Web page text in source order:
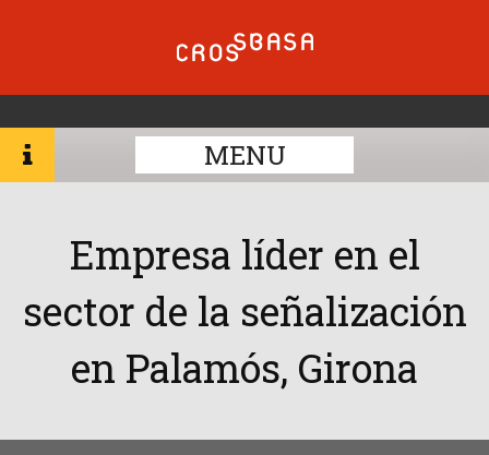
MENU
Empresa líder en el
sector de la señalización
en Palamós, Girona